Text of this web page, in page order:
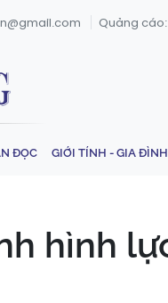
Quảng cáo:
ĐỌC GIỚI TÍNH - GIA ĐÌNH
hình